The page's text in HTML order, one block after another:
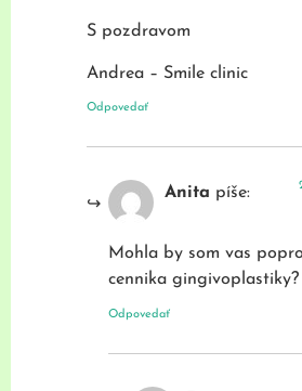
S pozdravom
Andrea – Smile clinic
Odpovedať
Anita píše:
Mohla by som vas
cennika gingivoplastiky?
Odpovedať